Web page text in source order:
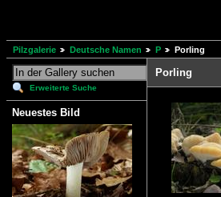
Pilzgalerie Deutsche Namen P Porling
Erweiterte Suche
Neuestes Bild
Porling